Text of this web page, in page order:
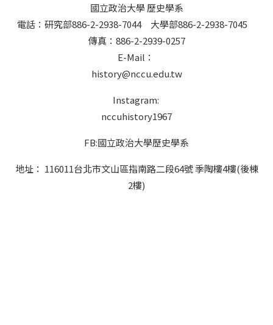
國立政治大學 歷史學系
電話：研究部886-2-2938-7044 大學部886-2-2938-7045
傳真：886-2-2939-0257
E-Mail：
history@nccu.edu.tw
Instagram:
nccuhistory1967
FB:國立政治大學歷史學系
地址： 116011台北市文山區指南路二段64號 季陶樓4樓(後棟
2樓)